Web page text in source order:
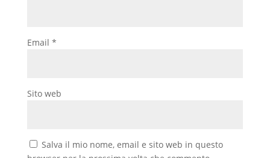
Email *
Sito web
Salva il mio nome, email e sito web in questo